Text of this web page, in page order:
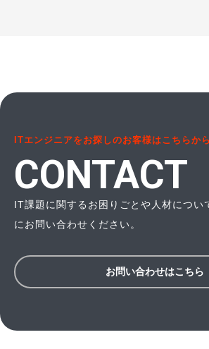
ITエンジニアをお探しのお客様はこちらから
CONTACT
IT課題に関するお困りごとや人材につい
にお問い合わせください。
お問い合わせはこちら